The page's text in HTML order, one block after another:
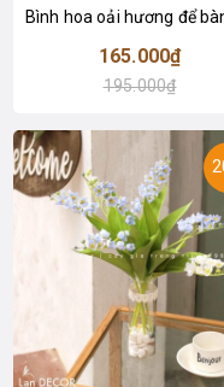
165.000₫
195.000₫